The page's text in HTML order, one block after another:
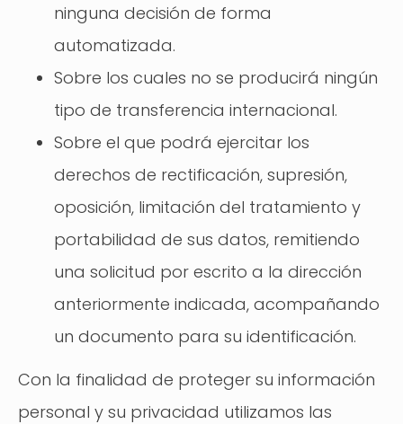
ninguna decisión de forma
automatizada.
Sobre los cuales no se producirá ningún
tipo de transferencia internacional.
Sobre el que podrá ejercitar los
derechos de rectificación, supresión,
oposición, limitación del tratamiento y
portabilidad de sus datos, remitiendo
una solicitud por escrito a la dirección
anteriormente indicada, acompañando
un documento para su identificación.
Con la finalidad de proteger su información
personal y su privacidad utilizamos las